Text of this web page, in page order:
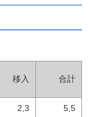
移入 合計
2,3
5,5